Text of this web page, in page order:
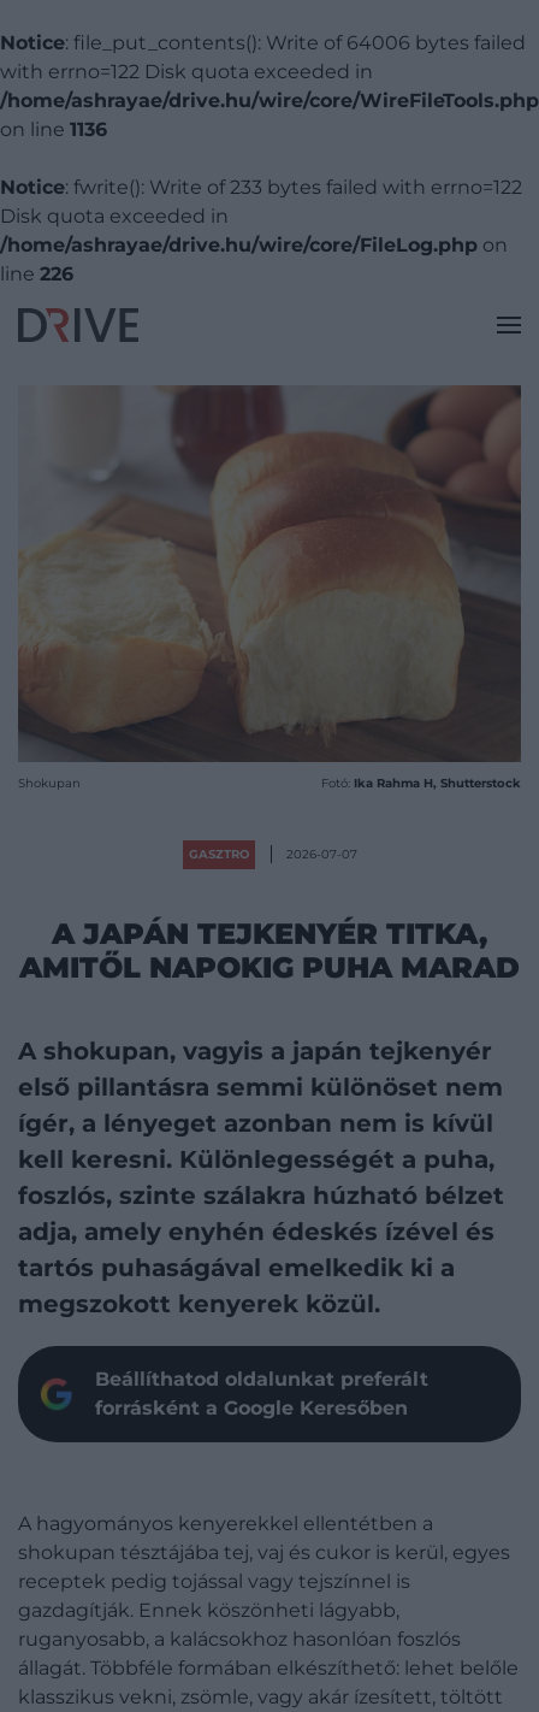
Notice: file_put_contents(): Write of 64006 bytes failed
with errno=122 Disk quota exceeded in
/home/ashrayae/drive.hu/wire/core/WireFileTools.php
on line 1136
Notice: fwrite(): Write of 233 bytes failed with errno=122
Disk quota exceeded in
/home/ashrayae/drive.hu/wire/core/FileLog.php on
line 226
Shokupan Fotó: Ika Rahma H, Shutterstock
GASZTRO 2026-07-07
A JAPÁN TEJKENYÉR TITKA,
AMITŐL NAPOKIG PUHA MARAD
A shokupan, vagyis a japán tejkenyér
első pillantásra semmi különöset nem
ígér, a lényeget azonban nem is kívül
kell keresni. Különlegességét a puha,
foszlós, szinte szálakra húzható bélzet
adja, amely enyhén édeskés ízével és
tartós puhaságával emelkedik ki a
megszokott kenyerek közül.
Beállíthatod oldalunkat preferált
forrásként a Google Keresőben
A hagyományos kenyerekkel ellentétben a
shokupan tésztájába tej, vaj és cukor is kerül, egyes
receptek pedig tojással vagy tejszínnel is
gazdagítják. Ennek köszönheti lágyabb,
ruganyosabb, a kalácsokhoz hasonlóan foszlós
állagát. Többféle formában elkészíthető: lehet belőle
klasszikus vekni, zsömle, vagy akár ízesített, töltött